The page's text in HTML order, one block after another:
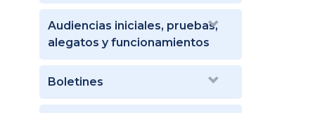
Audiencias iniciales, pruebas,
alegatos y funcionamientos
Boletines